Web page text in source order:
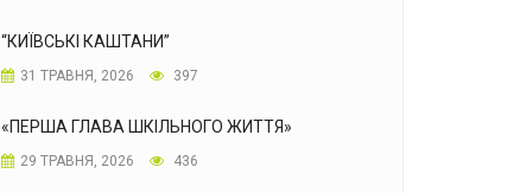
“КИЇВСЬКІ КАШТАНИ”
31 ТРАВНЯ, 2026 397
«ПЕРША ГЛАВА ШКІЛЬНОГО ЖИТТЯ»
29 ТРАВНЯ, 2026 436